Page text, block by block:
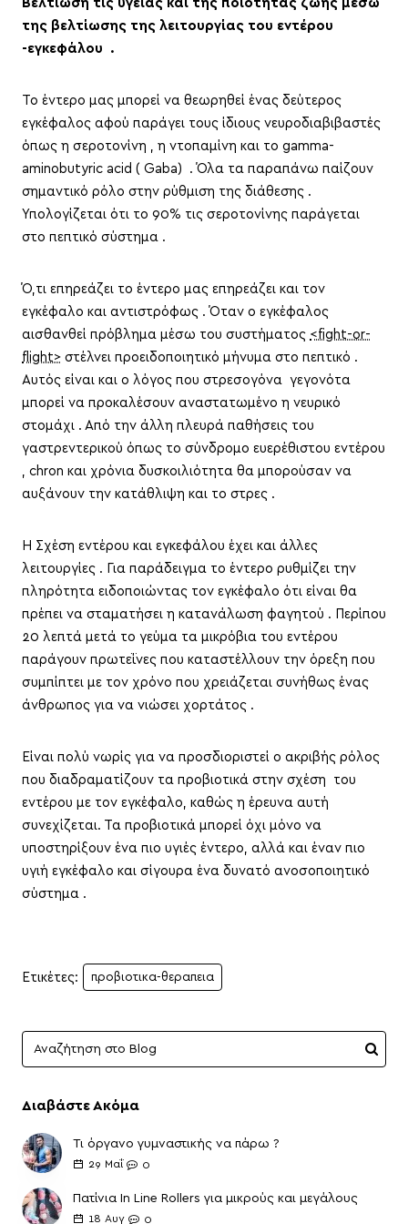
Βελτίωση τις υγείας και της ποιότητας ζωής μέσω
της βελτίωσης της λειτουργίας του εντέρου
-εγκεφάλου .
Το έντερο μας μπορεί να θεωρηθεί ένας δεύτερος
εγκέφαλος αφού παράγει τους ίδιους νευροδιαβιβαστές
όπως η σεροτονίνη , η ντοπαμίνη και το gamma-
aminobutyric acid ( Gaba) . Όλα τα παραπάνω παίζουν
σημαντικό ρόλο στην ρύθμιση της διάθεσης .
Υπολογίζεται ότι το 90% τις σεροτονίνης παράγεται
στο πεπτικό σύστημα .
Ό,τι επηρεάζει το έντερο μας επηρεάζει και τον
εγκέφαλο και αντιστρόφως . Όταν ο εγκέφαλος
αισθανθεί πρόβλημα μέσω του συστήματος <fight-or-
flight> στέλνει προειδοποιητικό μήνυμα στο πεπτικό .
Αυτός είναι και ο λόγος που στρεσογόνα γεγονότα
μπορεί να προκαλέσουν αναστατωμένο η νευρικό
στομάχι . Από την άλλη πλευρά παθήσεις του
γαστρεντερικού όπως το σύνδρομο ευερέθιστου εντέρου
, chron και χρόνια δυσκοιλιότητα θα μπορούσαν να
αυξάνουν την κατάθλιψη και το στρες .
Η Σχέση εντέρου και εγκεφάλου έχει και άλλες
λειτουργίες . Για παράδειγμα το έντερο ρυθμίζει την
πληρότητα ειδοποιώντας τον εγκέφαλο ότι είναι θα
πρέπει να σταματήσει η κατανάλωση φαγητού . Περίπου
20 λεπτά μετά το γεύμα τα μικρόβια του εντέρου
παράγουν πρωτεΐνες που καταστέλλουν την όρεξη που
συμπίπτει με τον χρόνο που χρειάζεται συνήθως ένας
άνθρωπος για να νιώσει χορτάτος .
Είναι πολύ νωρίς για να προσδιοριστεί ο ακριβής ρόλος
που διαδραματίζουν τα προβιοτικά στην σχέση του
εντέρου με τον εγκέφαλο, καθώς η έρευνα αυτή
συνεχίζεται. Τα προβιοτικά μπορεί όχι μόνο να
υποστηρίξουν ένα πιο υγιές έντερο, αλλά και έναν πιο
υγιή εγκέφαλο και σίγουρα ένα δυνατό ανοσοποιητικό
σύστημα .
Ετικέτες: προβιοτικα-θεραπεια
Διαβάστε Ακόμα
Τι όργανο γυμναστικής να πάρω ?
29 Μαΐ 0
Πατίνια In Line Rollers για μικρούς και μεγάλους
18 Αυγ 0